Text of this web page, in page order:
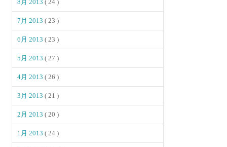
8月 2013( 24 )
7月 2013( 23 )
6月 2013( 23 )
5月 2013( 27 )
4月 2013( 26 )
3月 2013( 21 )
2月 2013( 20 )
1月 2013( 24 )